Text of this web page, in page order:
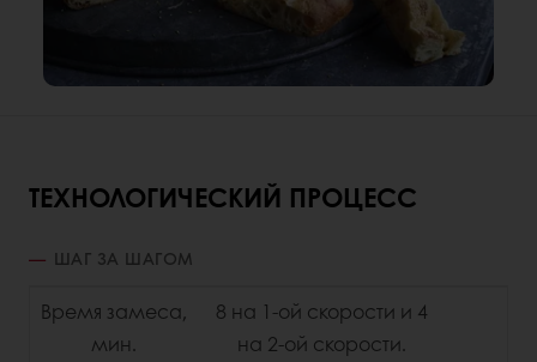
ТЕХНОЛОГИЧЕСКИЙ ПРОЦЕСС
ШАГ ЗА ШАГОМ
Время замеса,
мин.
8 на 1-ой скорости и 4
на 2-ой скорости.